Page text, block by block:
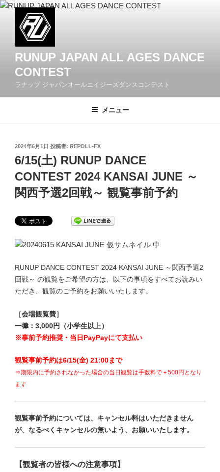
コ
ッ
RUNUP JAPAN ALL AGES DANCE
CONTEST
ラナップ ジャパンオールエイジーズダンスコンテスト
メニュー
投
稿
日:
2024年6月1日 投稿者: REPOLL-FX
6/15(土) RUNUP DANCE
CONTEST 2024 KANSAI JUNE ～
関西予選2回戦～ 観覧事前予約
RUNUP DANCE CONTEST 2024 KANSAI JUNE ～関西予選2
回戦～ の観覧をご希望の方は、以下の事項をすべてお読みい
ただき、観覧のご予約をお願いいたします。
［会場観覧費］
一律：3,000円（小学生以上）
※事前予約推奨・当日PayPayにて支払い
観覧事前予約は6/15(金) 21:00まで
⇒期限内に予約されなかった場合の当日観覧は手数料で＋500円 となり
ます
観覧事前予約については、キャンセル料はいただきません
が、なるべくキャンセルの無いよう、お願いいたします。
【観覧者の皆様への注意事項】